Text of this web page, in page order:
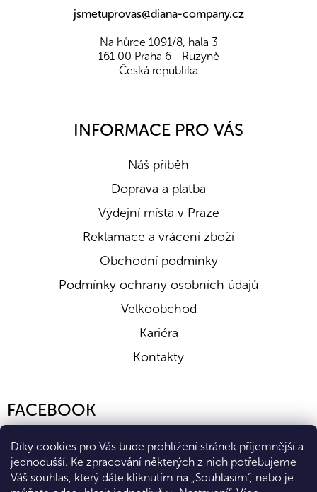
Díky cookies pro Vás bude prohlížení stránek příjemnější a
jednodušší. Ke zpracování některých z nich potřebujeme
Váš souhlas, který dáte kliknutím na „Souhlasím“, nebo je
jsmetuprovas@diana-company.cz
Na hůrce 1091/8, hala 3
161 00 Praha 6 - Ruzyně
Česká republika
INFORMACE PRO VÁS
Náš příběh
Doprava a platba
Výdejní místa v Praze
Reklamace a vrácení zboží
Obchodní podmínky
Podmínky ochrany osobních údajů
Velkoobchod
Kariéra
Kontakty
FACEBOOK